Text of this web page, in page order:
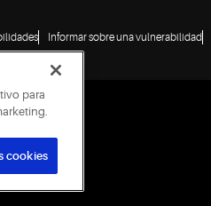
Informar sobre una vulnerabilidad
para
cookies